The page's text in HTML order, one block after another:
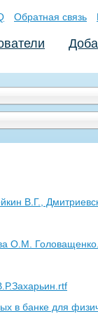
Обратная связь
В.Г.,
О.М.
в банке для